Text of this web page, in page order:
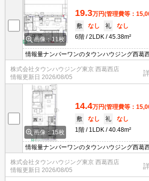
画像：11枚
19.3万円(管理費等：
敷
なし 礼
なし
6階
2LDK 45.38m²
情報量ナンバーワンのタウンハウジング西葛
株式会社タウンハウジング東京 西葛西店
情報更新日 2026/08/05
画像：15枚
14.4万円(管理費等：
敷
なし 礼
なし
1階
1LDK 40.48m²
情報量ナンバーワンのタウンハウジング西葛
株式会社タウンハウジング東京 西葛西店
情報更新日 2026/08/05